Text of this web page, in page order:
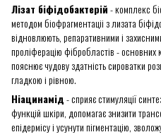
Лізат біфідобактерій- комплекс
методом біофрагментаціі з лизата
відновлюють, репаративними і
проліферацію фібробластів -
пояснює чудову здатність сироватки
гладкою і рівною.
Ніацинамід- сприяє стимуляції
функцій шкіри, допомагає знизити
епідермісу і усунути пігментацію,